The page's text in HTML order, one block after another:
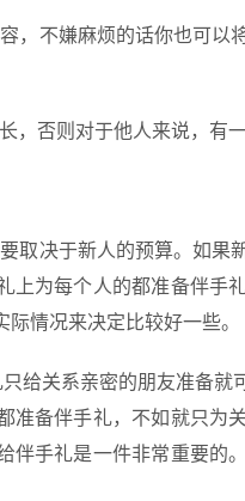
，不嫌麻烦的话你也可以
，否则对于他人来说，有
取决于新人的预算。如果
上为每个人的都准备伴手
情况来决定比较好一些。
给关系亲密的朋友准备
准备伴手礼，不如就只为
伴手礼是一件非常重要的